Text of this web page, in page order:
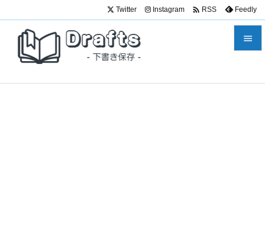

Twitter Instagram  RSS Feedly